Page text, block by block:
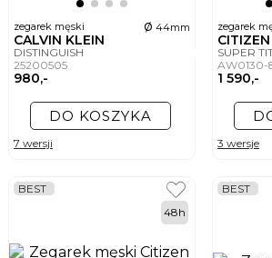
zegarek męski ø 44mm
CALVIN KLEIN
DISTINGUISH
25200505
980,-
DO KOSZYKA
7 wersji
zegarek
CITIZEN
SUPER
AW0130-
1 590,-
3 wersje
BEST
48h
BEST